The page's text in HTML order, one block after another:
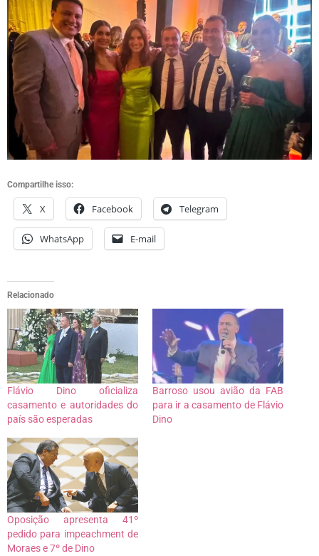
Compartilhe isso:
X Facebook Telegram
WhatsApp E-mail
Relacionado
Flávio Dino oficializa
casamento e autoridades do
país são esperadas
Barroso usou avião da FAB
para ir a casamento de Flávio
Dino
Oposição apresenta 41º
pedido para impeachment de
Moraes e 7º de Dino